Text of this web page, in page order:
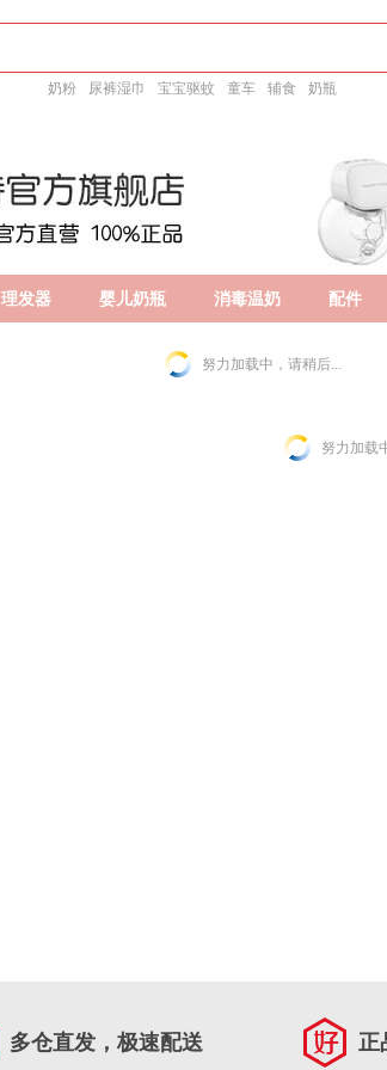
奶粉 尿裤湿巾 宝宝驱蚊 童车 辅食 奶瓶
理发器 婴儿奶瓶 消毒温奶 配件
努力加载中，请稍后...
努力加载
多仓直发，极速配送 正